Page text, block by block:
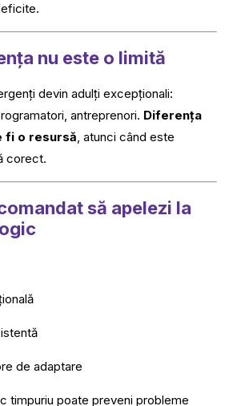
nu este o limită
devin adulți excepționali:
antreprenori. Diferența
fi o resursă, atunci când este
corect.
să apelezi la
de adaptare
timpuriu poate preveni probleme